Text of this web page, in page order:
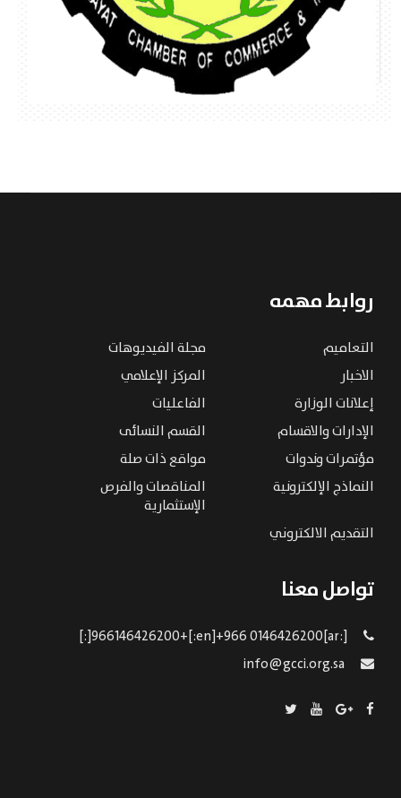
روابط مهمه
التعاميم
مجلة الفيديوهات
الاخبار
المركز الإعلامي
إعلانات الوزارة
الفاعليات
الإدارات والاقسام
القسم النسائى
مؤتمرات وندوات
مواقع ذات صلة
النماذج الإلكترونية
المناقصات والفرص
الإستثمارية
التقديم الالكتروني
تواصل معنا
[:ar]966146426200+[:en]+966 0146426200[:]